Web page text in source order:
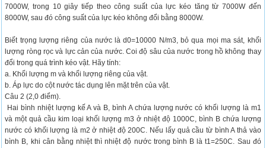
7000W, trong 10 giây tiếp theo công suất của lực kéo tăng từ 7000W đến
8000W, sau đó công suất của lực kéo không đổi bằng 8000W.
Biết trọng lượng riêng của nước là d0=10000 N/m3, bỏ qua mọi ma sát, khối
lượng ròng rọc và lực cản của nước. Coi độ sâu của nước trong hồ không thay
đổi trong quá trình kéo vật. Hãy tính:
a. Khối lượng m và khối lượng riêng của vật.
b. Áp lực do cột nước tác dụng lên mặt trên của vật.
Câu 2 (2,0 điểm).
Hai bình nhiệt lượng kế A và B, bình A chứa lượng nước có khối lượng là m1
và một quả cầu kim loại khối lượng m3 ở nhiệt độ 1000C, bình B chứa lượng
nước có khối lượng là m2 ở nhiệt độ 200C. Nếu lấy quả cầu từ bình A thả vào
bình B, khi cân bằng nhiệt thì nhiệt độ nước trong bình B là t1=250C. Sau đó